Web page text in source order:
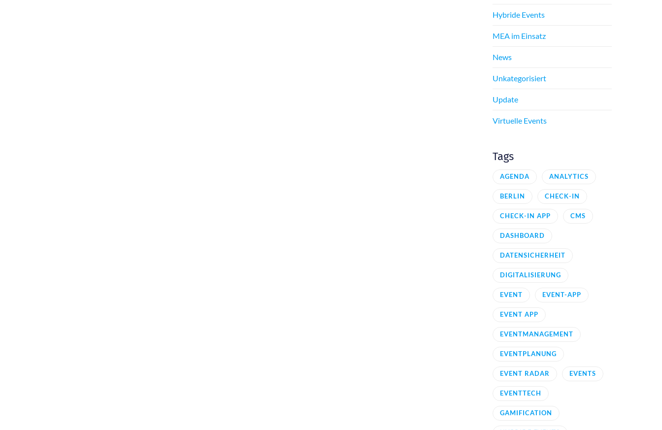
Hybride Events
MEA im Einsatz
News
Unkategorisiert
Update
Virtuelle Events
Tags
AGENDA ANALYTICS
BERLIN CHECK-IN
CHECK-IN APP CMS
DASHBOARD
DATENSICHERHEIT
DIGITALISIERUNG
EVENT EVENT-APP
EVENT APP
EVENTMANAGEMENT
EVENTPLANUNG
EVENT RADAR EVENTS
EVENTTECH
GAMIFICATION